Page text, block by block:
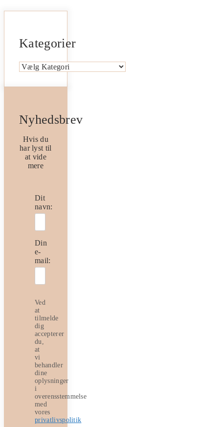
Kategorier
Kategorier
Nyhedsbrev
Hvis du
har lyst til
at vide
mere
Dit
navn:
Din
e-
mail:
Ved
at
tilmelde
dig
accepterer
du,
at
vi
behandler
dine
oplysninger
i
overensstemmelse
med
vores
privatlivspolitik